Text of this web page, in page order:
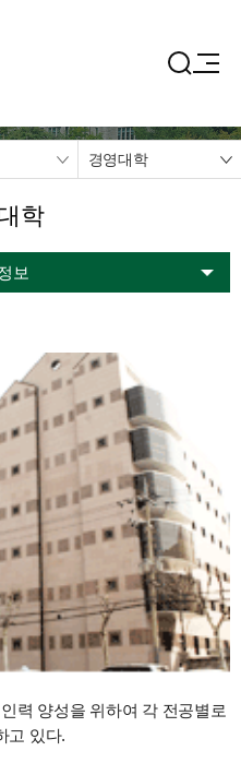
경영대학
학
보
력 양성을 위하여 각 전공별로
고 있다.